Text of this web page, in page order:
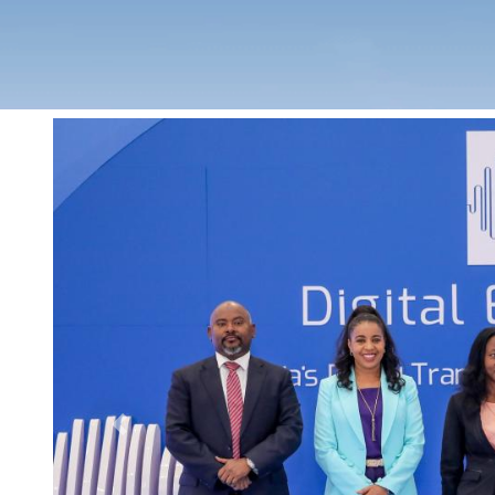
Previous